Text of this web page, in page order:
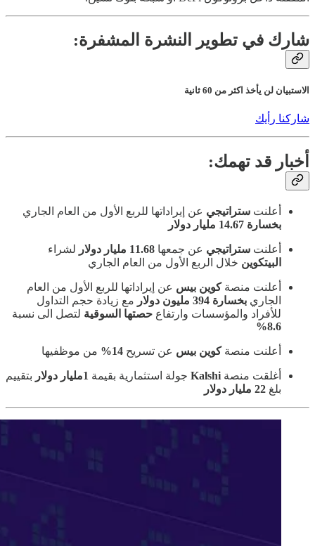
شارك في تطوير النشرة المشفرة:
الاستبيان لن يأخذ اكثر من 60 ثانية
شاركنا رأيك
أخبار قد تهمك:
أعلنت ستراتيجي عن إيراداتها للربع الأول من العام الجاري
بخسارة 14.67 مليار دولار
أعلنت ستراتيجي عن جمعها 11.68 مليار دولار
لشراء
البيتكوين خلال الربع الأول من العام الجاري
أعلنت منصةكوين بيس عن إيراداتها للربع الأول من العام
الجاري بخسارة 394 مليون دولار
مع زيادة حجم التداول
للأفراد والمؤسسات وارتفاع حصتها السوقية لتصل الى نسبة
8.6%
أعلنت منصةكوين بيس عن تسريح 14% من موظفيها
أغلقت منصة Kalshi جولة استثمارية بقيمة 1مليار دولار
بتقييم
بلغ 22 مليار دولار